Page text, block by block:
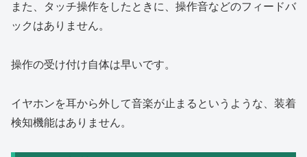
また、タッチ操作をしたときに、操作音などのフィードバ
ックはありません。
操作の受け付け自体は早いです。
イヤホンを耳から外して音楽が止まるというような、装着
検知機能はありません。